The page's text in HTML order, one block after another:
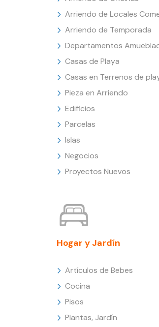
Arriendo de Locales
Arriendo de Temporada
Departamentos
Casas de Playa
Casas en Terrenos de
Pieza en Arriendo
Edificios
Parcelas
Islas
Negocios
Proyectos Nuevos
Hogar y Jardín
Artículos de Bebes
Cocina
Pisos
Plantas, Jardín